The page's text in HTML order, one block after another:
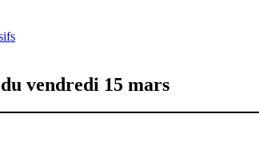
vendredi 15 mars